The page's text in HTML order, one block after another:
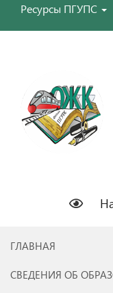
Ресурсы ПГУПС
ГЛАВНАЯ
СВЕДЕНИЯ ОБ